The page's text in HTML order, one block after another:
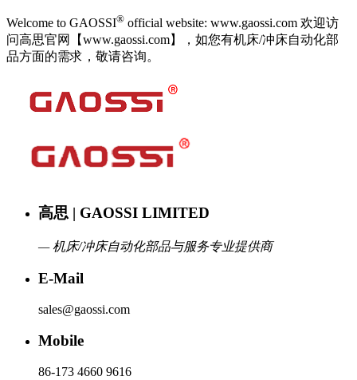
Welcome to GAOSSI® official website: www.gaossi.com 欢迎访
问高思官网【www.gaossi.com】，如您有机床/冲床自动化部
品方面的需求，敬请咨询。
高思 | GAOSSI LIMITED
— 机床/冲床自动化部品与服务专业提供商
E-Mail
sales@gaossi.com
Mobile
86-173 4660 9616